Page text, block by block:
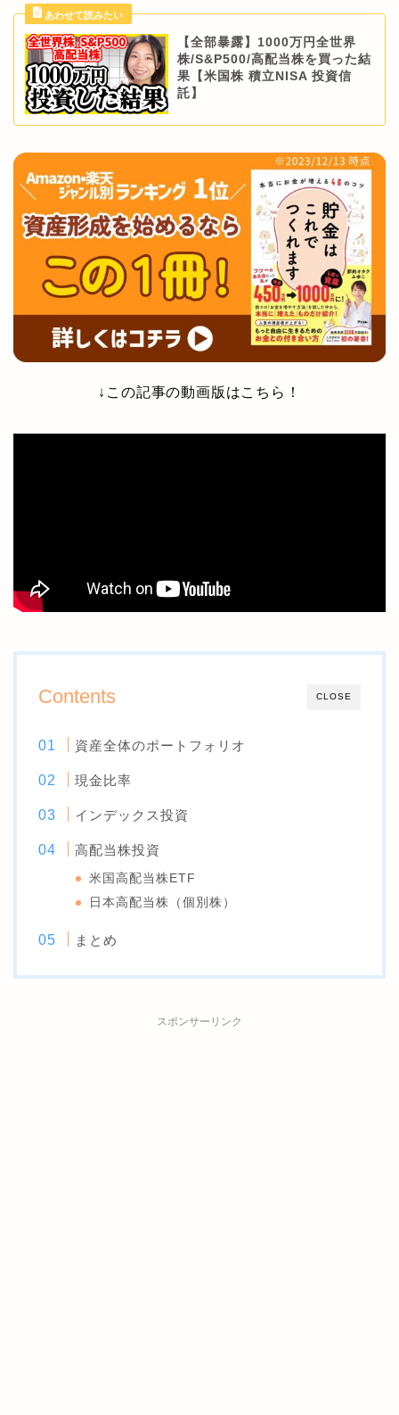
【全部暴露】1000万円全世界
株/S&P500/高配当株を買った結
果【米国株 積立NISA 投資信
託】
↓この記事の動画版はこちら！
CLOSE
Contents
資産全体のポートフォリオ
現金比率
インデックス投資
高配当株投資
米国高配当株ETF
日本高配当株（個別株）
まとめ
スポンサーリンク